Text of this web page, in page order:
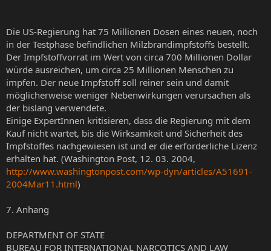
Die US-Regierung hat 75 Millionen Dosen eines neuen, noch
in der Testphase befindlichen Milzbrandimpfstoffs bestellt.
Der Impfstoffvorrat im Wert von circa 700 Millionen Dollar
würde ausreichen, um circa 25 Millionen Menschen zu
impfen. Der neue Impfstoff soll reiner sein und damit
möglicherweise weniger Nebenwirkungen verursachen als
der bislang verwendete.
Einige ExpertInnen kritisieren, dass die Regierung mit dem
Kauf nicht wartet, bis die Wirksamkeit und Sicherheit des
Impfstoffes nachgewiesen ist und er die erforderliche Lizenz
erhalten hat. (Washington Post, 12. 03. 2004,
http://www.washingtonpost.com/wp-dyn/articles/A51691-
2004Mar11.html)
7. Anhang
DEPARTMENT OF STATE
BUREAU FOR INTERNATIONAL NARCOTICS AND LAW